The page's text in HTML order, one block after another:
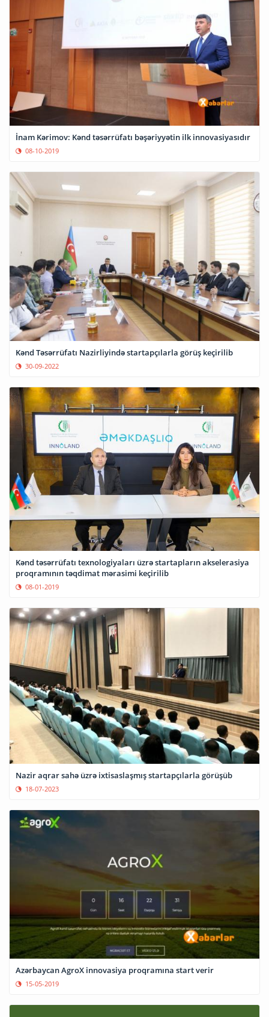
İnam Kərimov: Kənd təsərrüfatı bəşəriyyətin ilk innovasiyasıdır
08-10-2019
Kənd Təsərrüfatı Nazirliyində startapçılarla görüş keçirilib
30-09-2022
Kənd təsərrüfatı texnologiyaları üzrə startapların akselerasiya
proqramının təqdimat mərasimi keçirilib
08-01-2019
Nazir aqrar sahə üzrə ixtisaslaşmış startapçılarla görüşüb
18-07-2023
Azərbaycan AgroX innovasiya proqramına start verir
15-05-2019